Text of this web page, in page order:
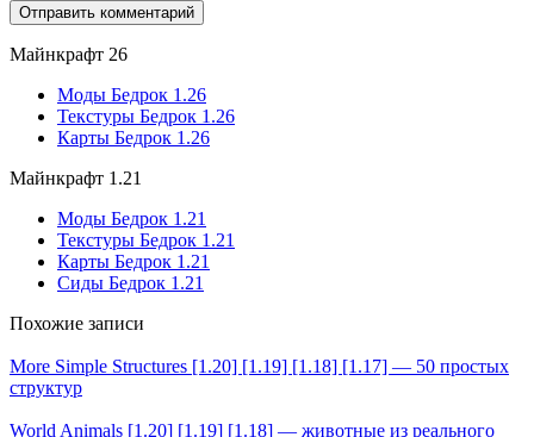
Майнкрафт 26
Моды Бедрок 1.26
Текстуры Бедрок 1.26
Карты Бедрок 1.26
Майнкрафт 1.21
Моды Бедрок 1.21
Текстуры Бедрок 1.21
Карты Бедрок 1.21
Сиды Бедрок 1.21
Похожие записи
More Simple Structures [1.20] [1.19] [1.18] [1.17] — 50 простых
структур
World Animals [1.20] [1.19] [1.18] — животные из реального